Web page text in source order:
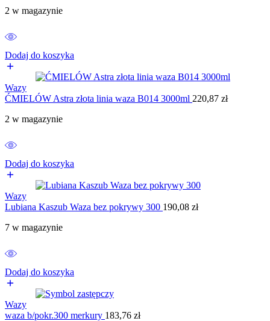
2 w magazynie
Dodaj do koszyka
Wazy
ĆMIELÓW Astra złota linia waza B014 3000ml 220,87 zł
2 w magazynie
Dodaj do koszyka
Wazy
Lubiana Kaszub Waza bez pokrywy 300 190,08 zł
7 w magazynie
Dodaj do koszyka
Wazy
waza b/pokr.300 merkury 183,76 zł